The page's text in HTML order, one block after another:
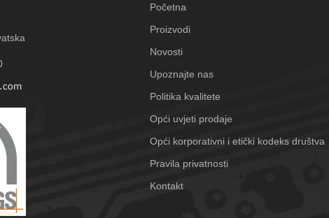
Početna
Proizvodi
Novosti
Upoznajte nas
Politika kvalitete
Opći uvjeti prodaje
Opći korporativni i etički kodeks društva
Pravila privatnosti
Kontakt